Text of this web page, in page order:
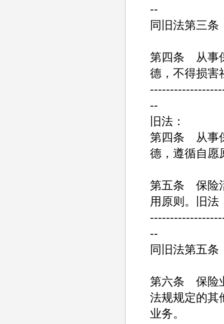
--
同旧法第三条
第四条 从事
德，不得损害
--
旧法：
第四条 从事
德，遵循自愿
第五条 保险
用原则。旧法
--
同旧法第五条
第六条 保险
法规规定的其
业务。